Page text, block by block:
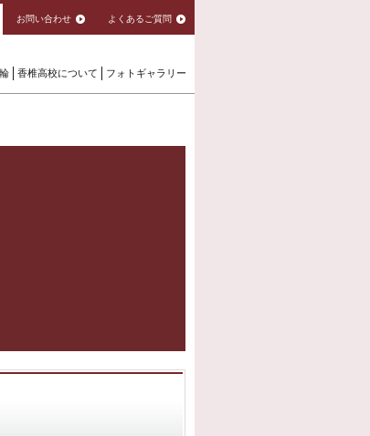
お問い合わせ よくあるご質問
香椎高校について フォトギャラリー